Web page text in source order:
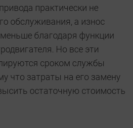
практически не
обслуживания, а износ
благодаря функции
Но все эти
сроком службы
что затраты на его замену
остаточную стоимость